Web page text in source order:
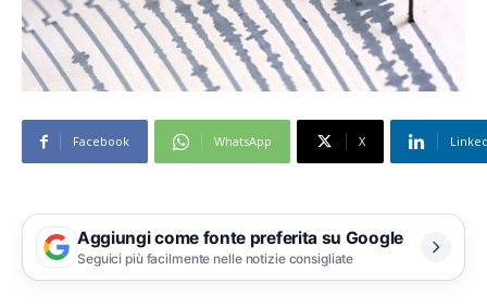
Facebook WhatsApp X
Aggiungi come fonte preferita su Google
Seguici più facilmente nelle notizie consigliate